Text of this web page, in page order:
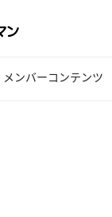
メンバーコンテンツ